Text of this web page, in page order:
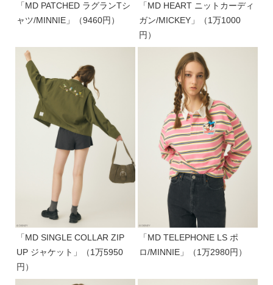
「MD PATCHED ラグランTシ
ャツ/MINNIE」（9460円）
「MD HEART ニットカーディ
ガン/MICKEY」（1万1000
円）
「MD SINGLE COLLAR ZIP
UP ジャケット」（1万5950
円）
「MD TELEPHONE LS ポ
ロ/MINNIE」（1万2980円）